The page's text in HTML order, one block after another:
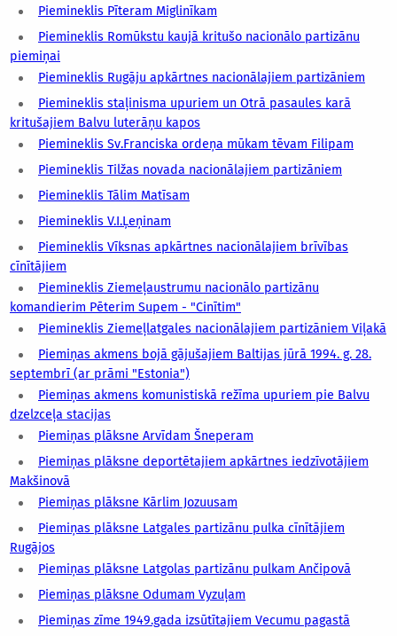
Piemineklis Pīteram Miglinīkam
Piemineklis Romūkstu kaujā kritušo nacionālo partizānu
piemiņai
Piemineklis Rugāju apkārtnes nacionālajiem partizāniem
Piemineklis staļinisma upuriem un Otrā pasaules karā
kritušajiem Balvu luterāņu kapos
Piemineklis Sv.Franciska ordeņa mūkam tēvam Filipam
Piemineklis Tilžas novada nacionālajiem partizāniem
Piemineklis Tālim Matīsam
Piemineklis V.I.Ļeņinam
Piemineklis Vīksnas apkārtnes nacionālajiem brīvības
cīnītājiem
Piemineklis Ziemeļaustrumu nacionālo partizānu
komandierim Pēterim Supem - "Cinītim"
Piemineklis Ziemeļlatgales nacionālajiem partizāniem Viļakā
Piemiņas akmens bojā gājušajiem Baltijas jūrā 1994. g. 28.
septembrī (ar prāmi "Estonia")
Piemiņas akmens komunistiskā režīma upuriem pie Balvu
dzelzceļa stacijas
Piemiņas plāksne Arvīdam Šneperam
Piemiņas plāksne deportētajiem apkārtnes iedzīvotājiem
Makšinovā
Piemiņas plāksne Kārlim Jozuusam
Piemiņas plāksne Latgales partizānu pulka cīnītājiem
Rugājos
Piemiņas plāksne Latgolas partizānu pulkam Ančipovā
Piemiņas plāksne Odumam Vyzuļam
Piemiņas zīme 1949.gada izsūtītajiem Vecumu pagastā